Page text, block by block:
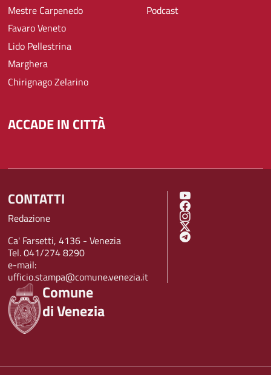
Mestre Carpenedo
Favaro Veneto
Lido Pellestrina
Marghera
Chirignago Zelarino
Podcast
ACCADE IN CITTÀ
Comune
di Venezia
CONTATTI
Redazione
Ca' Farsetti, 4136 - Venezia
Tel. 041/274 8290
e-mail:
ufficio.stampa@comune.venezia.it
SOCIAL MENU